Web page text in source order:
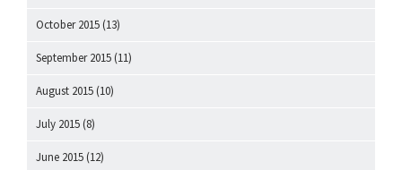
October 2015 (13)
September 2015 (11)
August 2015 (10)
July 2015 (8)
June 2015 (12)